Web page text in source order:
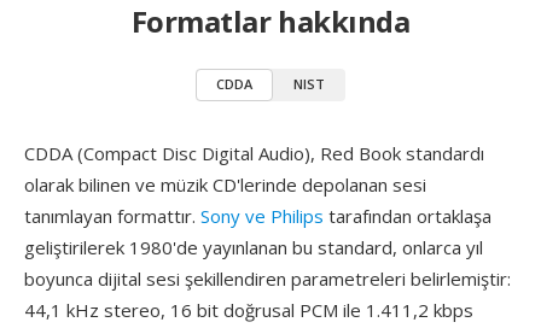
Formatlar hakkında
CDDA NIST
CDDA (Compact Disc Digital Audio), Red Book standardı
olarak bilinen ve müzik CD'lerinde depolanan sesi
tanımlayan formattır. Sony ve Philips tarafından ortaklaşa
geliştirilerek 1980'de yayınlanan bu standard, onlarca yıl
boyunca dijital sesi şekillendiren parametreleri belirlemiştir:
44,1 kHz stereo, 16 bit doğrusal PCM ile 1.411,2 kbps